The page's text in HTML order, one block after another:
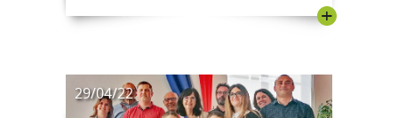
+
29/04/22